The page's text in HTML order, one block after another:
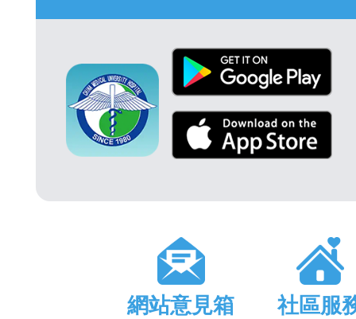
網站意見箱 社區服